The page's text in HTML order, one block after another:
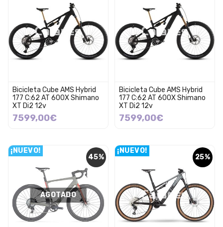
Bicicleta Cube AMS Hybrid
177 C:62 AT 600X Shimano
XT Di2 12v
7599,00€
Bicicleta Cube AMS Hybrid
177 C:62 AT 600X Shimano
XT Di2 12v
7599,00€
45%
¡NUEVO!
AGOTADO
25%
¡NUEVO!